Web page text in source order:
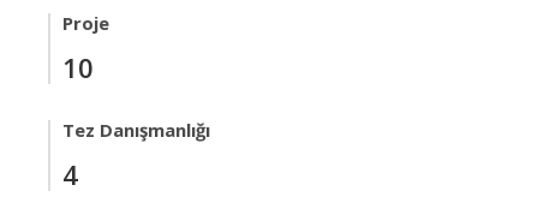
Proje
10
Tez Danışmanlığı
4